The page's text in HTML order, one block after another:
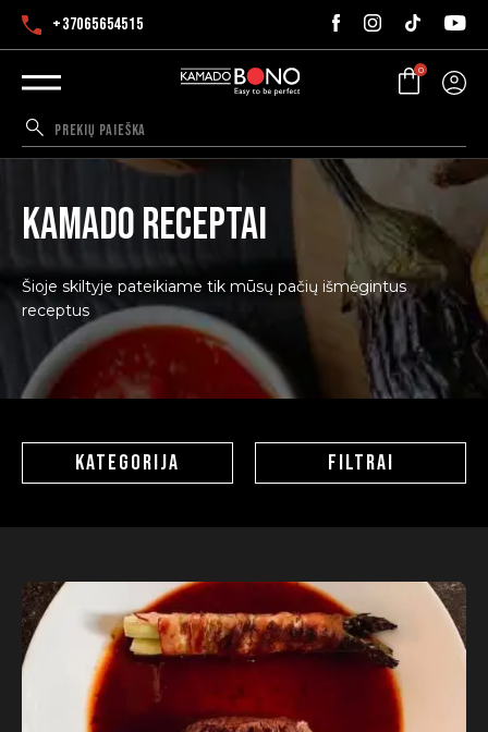
+37065654515
0
Kamado receptai
Šioje skiltyje pateikiame tik mūsų pačių išmėgintus
receptus
KATEGORIJA FILTRAI